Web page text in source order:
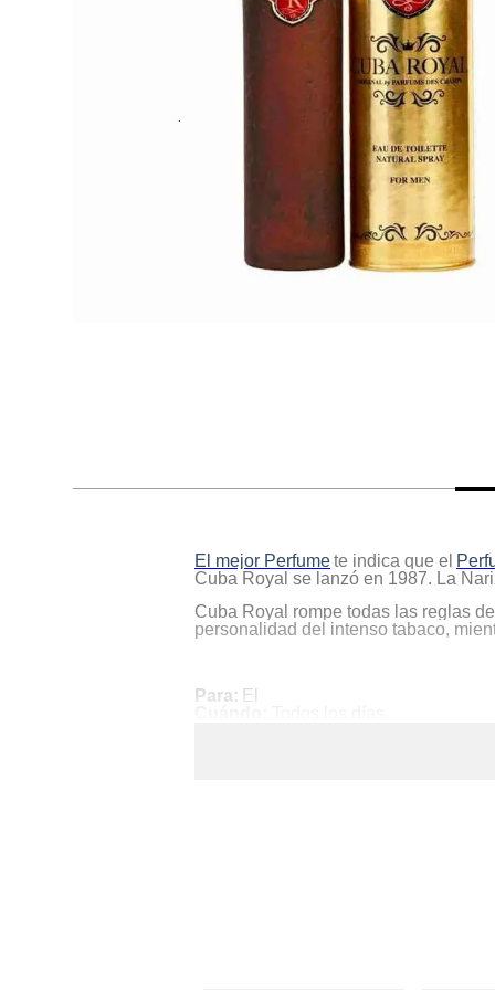
El mejor Perfumete indica que el
Cuba Royal se lanzó en 1987. La
Cuba Royal rompe todas las reglas
personalidad del intenso tabaco,
Para: El
Mantequilla